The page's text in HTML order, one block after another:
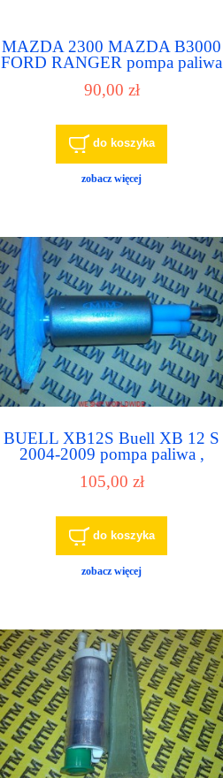
MAZDA 2300 MAZDA B3000
FORD RANGER pompa paliwa
pompka paliwowa
90,00 zł
do koszyka
zobacz więcej
BUELL XB12S Buell XB 12 S
2004-2009 pompa paliwa ,
105,00 zł
do koszyka
zobacz więcej